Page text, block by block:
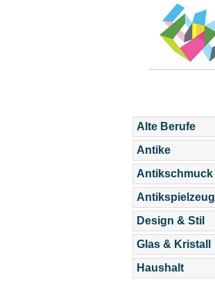
Alte Berufe
Antike
Antikschmuck
Antikspielzeug
Design & Stil
Glas & Kristall
Haushalt